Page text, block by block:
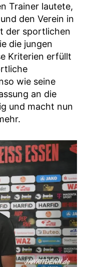
Trainer lautete,
den Verein in
der sportlichen
die jungen
Kriterien erfüllt
wie seine
an die
und macht nun